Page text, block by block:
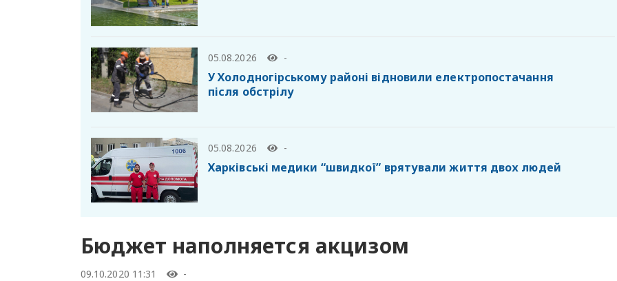
05.08.2026 -
У Холодногірському районі відновили електропостачання
після обстрілу
05.08.2026 -
Харківські медики “швидкої” врятували життя двох людей
Бюджет наполняется акцизом
09.10.2020 11:31
-